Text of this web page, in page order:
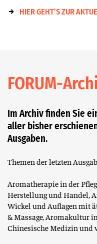
HIER GEHT’S ZUR
FORUM-
Im Archiv finden Sie
aller bisher
Ausgaben.
Themen der letzten
Aromatherapie in der
Herstellung und Handel,
Wickel und Auflagen mit
& Massage, Aromakultur
Chinesische Medizin und